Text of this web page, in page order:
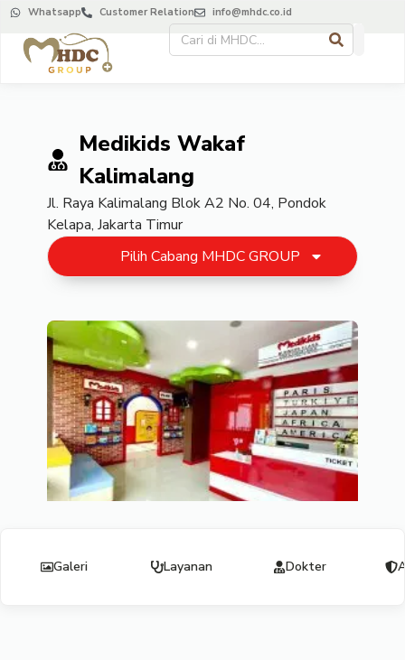
Whatsapp Customer Relation info@mhdc.co.id
Medikids Wakaf
Kalimalang
Jl. Raya Kalimalang Blok A2 No. 04, Pondok
Kelapa, Jakarta Timur
Pilih Cabang MHDC GROUP
Galeri Layanan Dokter